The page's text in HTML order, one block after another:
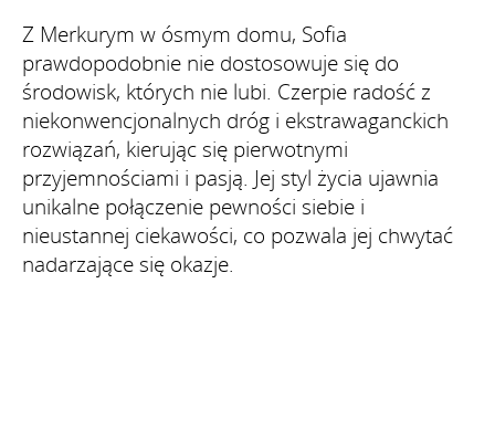
Z Merkurym w ósmym domu, Sofia
prawdopodobnie nie dostosowuje się do
środowisk, których nie lubi. Czerpie radość z
niekonwencjonalnych dróg i ekstrawaganckich
rozwiązań, kierując się pierwotnymi
przyjemnościami i pasją. Jej styl życia ujawnia
unikalne połączenie pewności siebie i
nieustannej ciekawości, co pozwala jej chwytać
nadarzające się okazje.